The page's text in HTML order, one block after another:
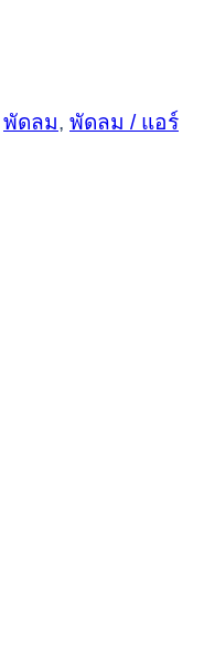
พัดลม, พัดลม / แอร์